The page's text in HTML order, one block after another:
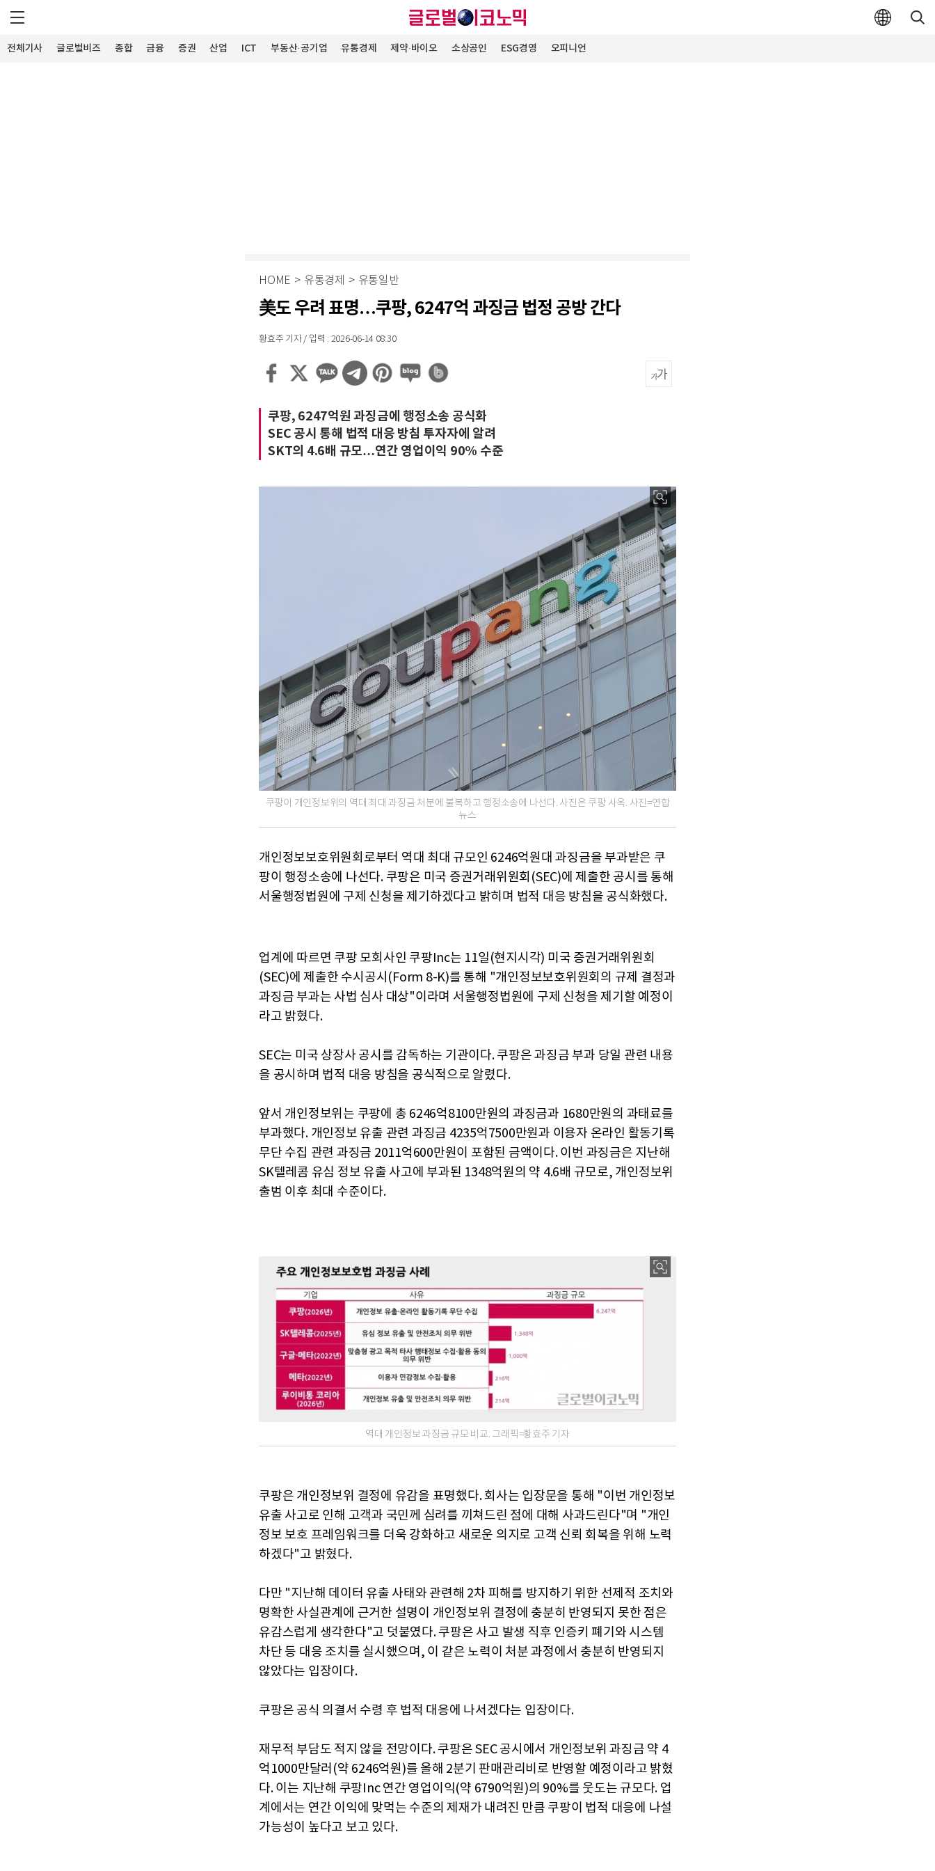
전체기사 글로벌비즈 종합 금융 증권 산업 ICT 부동산·공기업 유통경제 제약∙바이오 소상공인 ESG경영 오피니언
HOME > 유통경제 > 유통일반
美도 우려 표명…쿠팡, 6247억 과징금 법정 공방 간다
황효주 기자 / 입력 : 2026-06-14 08:30
쿠팡, 6247억원 과징금에 행정소송 공식화
SEC 공시 통해 법적 대응 방침 투자자에 알려
SKT의 4.6배 규모…연간 영업이익 90% 수준
쿠팡이 개인정보위의 역대 최대 과징금 처분에 불복하고 행정소송에 나선다. 사진은 쿠팡 사옥. 사진=연합
뉴스
개인정보보호위원회로부터 역대 최대 규모인 6246억원대 과징금을 부과받은 쿠
팡이 행정소송에 나선다. 쿠팡은 미국 증권거래위원회(SEC)에 제출한 공시를 통해
서울행정법원에 구제 신청을 제기하겠다고 밝히며 법적 대응 방침을 공식화했다.
업계에 따르면 쿠팡 모회사인 쿠팡Inc는 11일(현지시각) 미국 증권거래위원회
(SEC)에 제출한 수시공시(Form 8-K)를 통해 "개인정보보호위원회의 규제 결정과
과징금 부과는 사법 심사 대상"이라며 서울행정법원에 구제 신청을 제기할 예정이
라고 밝혔다.
SEC는 미국 상장사 공시를 감독하는 기관이다. 쿠팡은 과징금 부과 당일 관련 내용
을 공시하며 법적 대응 방침을 공식적으로 알렸다.
앞서 개인정보위는 쿠팡에 총 6246억8100만원의 과징금과 1680만원의 과태료를
부과했다. 개인정보 유출 관련 과징금 4235억7500만원과 이용자 온라인 활동기록
무단 수집 관련 과징금 2011억600만원이 포함된 금액이다. 이번 과징금은 지난해
SK텔레콤 유심 정보 유출 사고에 부과된 1348억원의 약 4.6배 규모로, 개인정보위
출범 이후 최대 수준이다.
역대 개인정보 과징금 규모 비교. 그래픽=황효주 기자
쿠팡은 개인정보위 결정에 유감을 표명했다. 회사는 입장문을 통해 "이번 개인정보
유출 사고로 인해 고객과 국민께 심려를 끼쳐드린 점에 대해 사과드린다"며 "개인
정보 보호 프레임워크를 더욱 강화하고 새로운 의지로 고객 신뢰 회복을 위해 노력
하겠다"고 밝혔다.
다만 "지난해 데이터 유출 사태와 관련해 2차 피해를 방지하기 위한 선제적 조치와
명확한 사실관계에 근거한 설명이 개인정보위 결정에 충분히 반영되지 못한 점은
유감스럽게 생각한다"고 덧붙였다. 쿠팡은 사고 발생 직후 인증키 폐기와 시스템
차단 등 대응 조치를 실시했으며, 이 같은 노력이 처분 과정에서 충분히 반영되지
않았다는 입장이다.
쿠팡은 공식 의결서 수령 후 법적 대응에 나서겠다는 입장이다.
재무적 부담도 적지 않을 전망이다. 쿠팡은 SEC 공시에서 개인정보위 과징금 약 4
억1000만달러(약 6246억원)를 올해 2분기 판매관리비로 반영할 예정이라고 밝혔
다. 이는 지난해 쿠팡Inc 연간 영업이익(약 6790억원)의 90%를 웃도는 규모다. 업
계에서는 연간 이익에 맞먹는 수준의 제재가 내려진 만큼 쿠팡이 법적 대응에 나설
가능성이 높다고 보고 있다.